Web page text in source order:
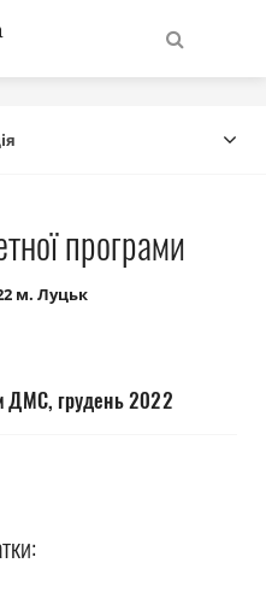
влади
програми
м. Луцьк
ДМС, грудень 2022